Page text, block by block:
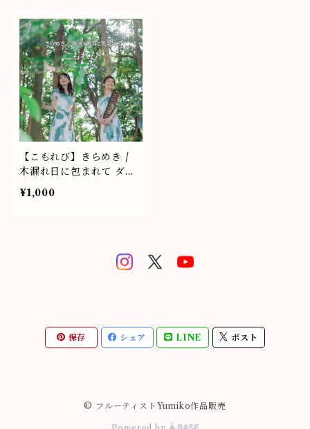
【こもれび】きらめき /
木漏れ日に包まれて ダウ
ンロード販売
¥1,000
保存 シェア LINE ポスト
© フルーティストYumiko作品販売